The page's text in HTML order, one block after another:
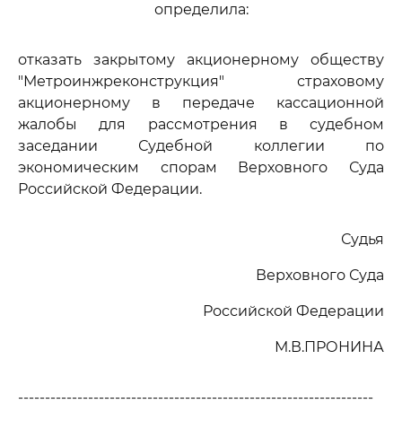
определила:
отказать закрытому акционерному обществу
"Метроинжреконструкция" страховому
акционерному в передаче кассационной
жалобы для рассмотрения в судебном
заседании Судебной коллегии по
экономическим спорам Верховного Суда
Российской Федерации.
Судья
Верховного Суда
Российской Федерации
М.В.ПРОНИНА
------------------------------------------------------------------